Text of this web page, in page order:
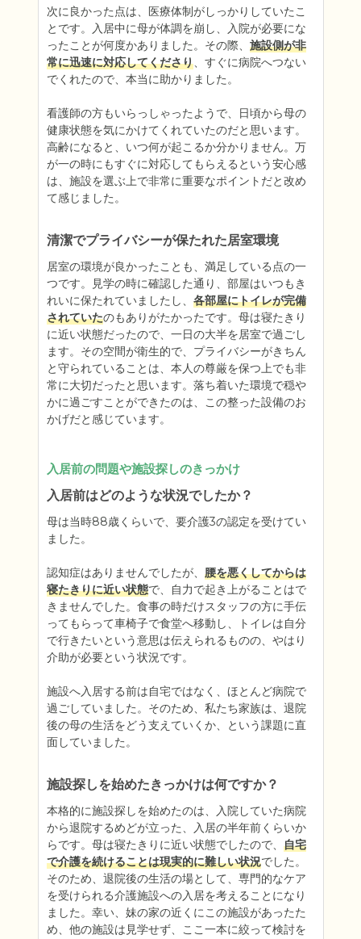
次に良かった点は、医療体制がしっかりしていたこ
とです。入居中に母が体調を崩し、入院が必要にな
ったことが何度かありました。その際、 施設側が非
常に迅速に対応してくださり、すぐに病院へつない
でくれたので、本当に助かりました。
看護師の方もいらっしゃったようで、日頃から母の
健康状態を気にかけてくれていたのだと思います。
高齢になると、いつ何が起こるか分かりません。万
が一の時にもすぐに対応してもらえるという安心感
は、施設を選ぶ上で非常に重要なポイントだと改め
て感じました。
清潔でプライバシーが保たれた居室環境
居室の環境が良かったことも、満足している点の一
つです。見学の時に確認した通り、部屋はいつもき
れいに保たれていましたし、 各部屋にトイレが完備
されていたのもありがたかったです。母は寝たきり
に近い状態だったので、一日の大半を居室で過ごし
ます。その空間が衛生的で、プライバシーがきちん
と守られていることは、本人の尊厳を保つ上でも非
常に大切だったと思います。落ち着いた環境で穏や
かに過ごすことができたのは、この整った設備のお
かげだと感じています。
入居前の問題や施設探しのきっかけ
入居前はどのような状況でしたか？
母は当時88歳くらいで、要介護3の認定を受けてい
ました。
認知症はありませんでしたが、 腰を悪くしてからは
寝たきりに近い状態で、自力で起き上がることはで
きませんでした。食事の時だけスタッフの方に手伝
ってもらって車椅子で食堂へ移動し、トイレは自分
で行きたいという意思は伝えられるものの、やはり
介助が必要という状況です。
施設へ入居する前は自宅ではなく、ほとんど病院で
過ごしていました。そのため、私たち家族は、退院
後の母の生活をどう支えていくか、という課題に直
面していました。
施設探しを始めたきっかけは何ですか？
本格的に施設探しを始めたのは、入院していた病院
から退院するめどが立った、入居の半年前くらいか
らです。母は寝たきりに近い状態でしたので、 自宅
で介護を続けることは現実的に難しい状況でした。
そのため、退院後の生活の場として、専門的なケア
を受けられる介護施設への入居を考えることになり
ました。幸い、妹の家の近くにこの施設があったた
め、他の施設は見学せず、ここ一本に絞って検討を